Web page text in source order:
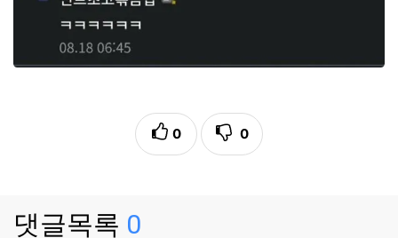
0 0
댓글목록 0